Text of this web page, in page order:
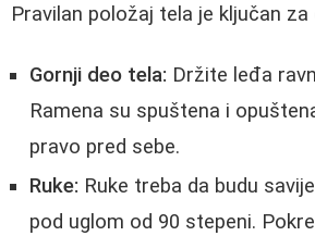
Pravilan položaj tela je ključan
Gornji deo tela: Držite leđa
Ramena su spuštena i
pravo pred sebe.
Ruke: Ruke treba da budu
pod uglom od 90 stepeni.